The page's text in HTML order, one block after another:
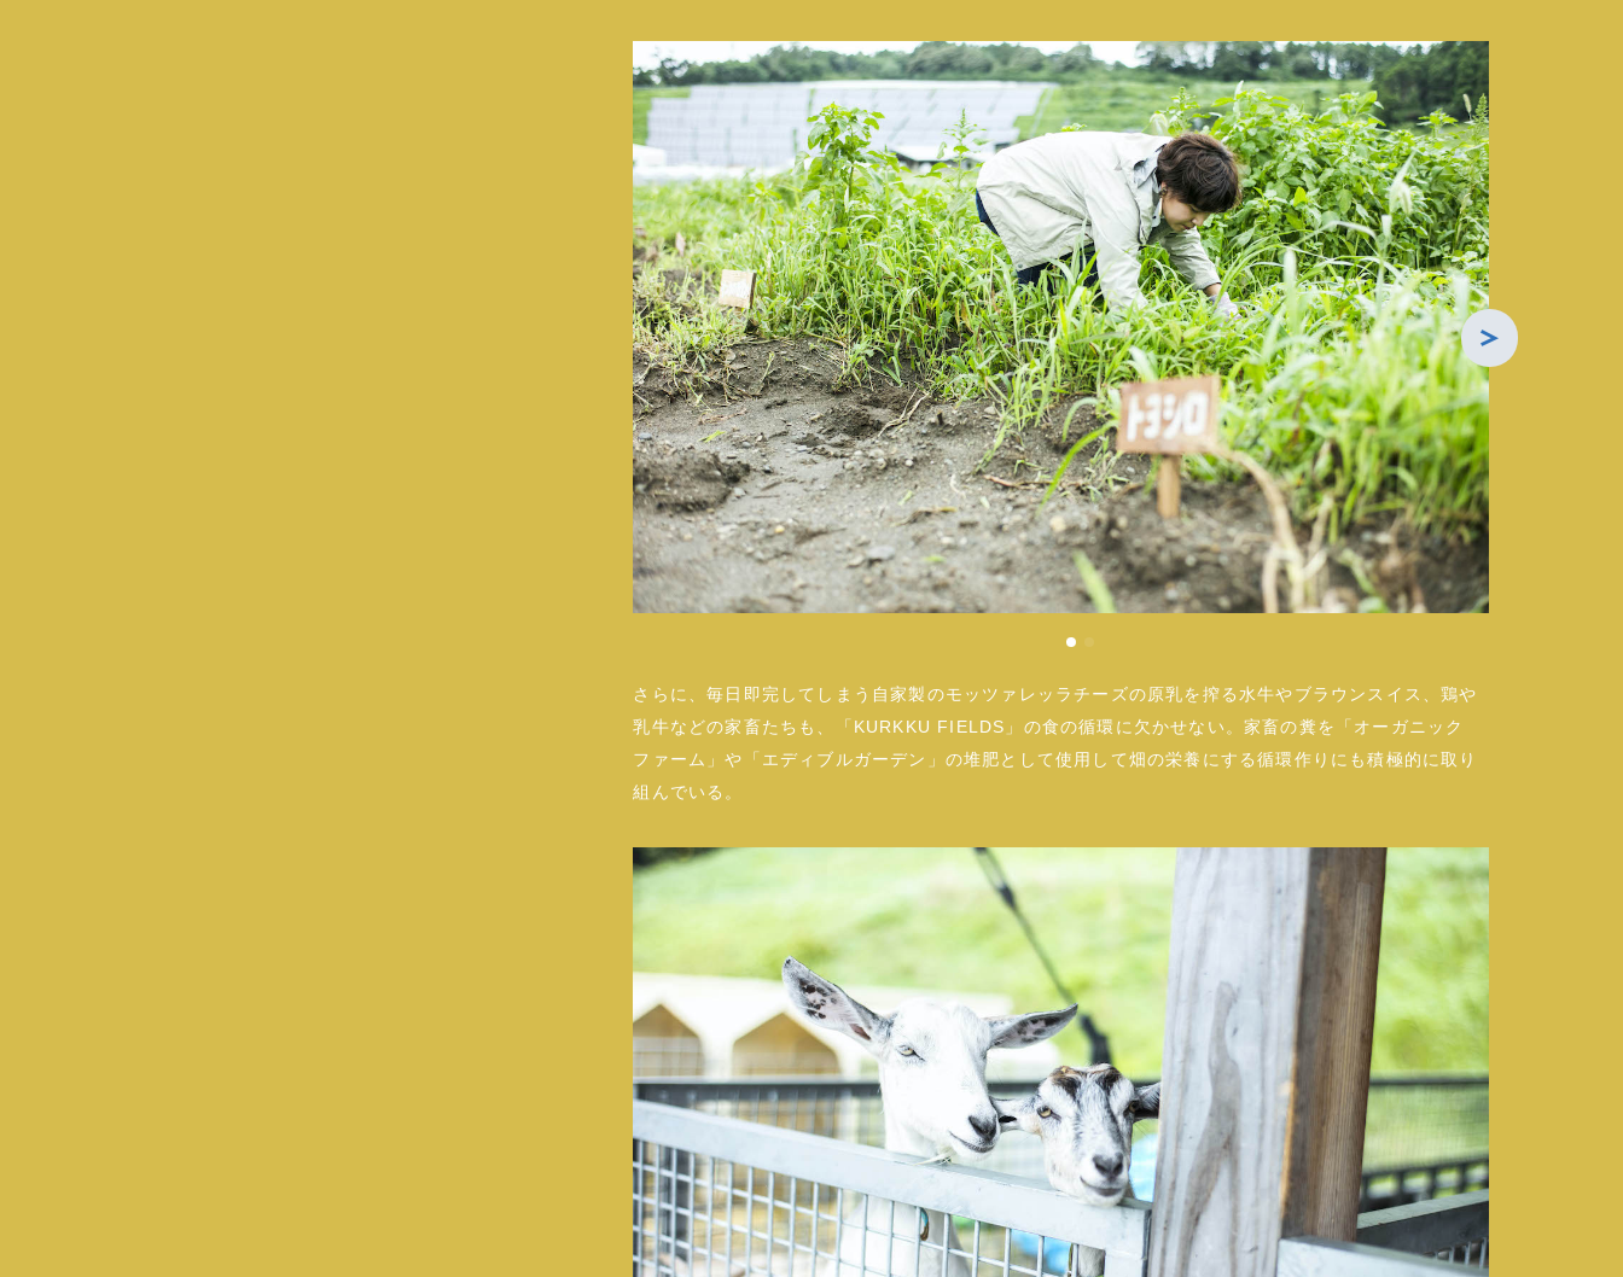
さらに、毎日即完してしまう自家製のモッツァレッラチーズの原乳を搾る水牛やブラウンスイス、鶏や
乳牛などの家畜たちも、「KURKKU FIELDS」の食の循環に欠かせない。家畜の糞を「オーガニック
ファーム」や「エディブルガーデン」の堆肥として使用して畑の栄養にする循環作りにも積極的に取り
組んでいる。